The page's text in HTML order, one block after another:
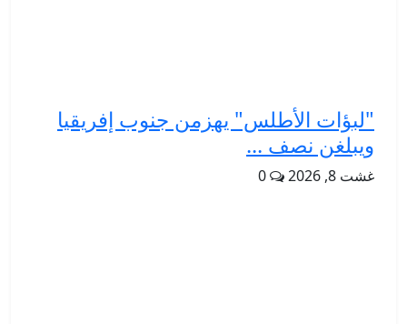
"لبؤات الأطلس" يهزمن جنوب إفريقيا
ويبلغن نصف ...
غشت 8, 2026 0